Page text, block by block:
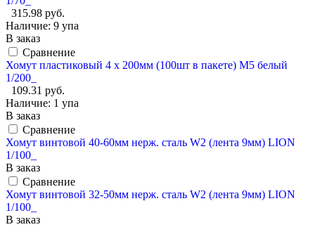
315.98 руб.
Наличие: 9 упа
В заказ
Сравнение
Хомут пластиковый 4 х 200мм (100шт в пакете) М5 белый
1/200_
109.31 руб.
Наличие: 1 упа
В заказ
Сравнение
Хомут винтовой 40-60мм нерж. сталь W2 (лента 9мм) LION
1/100_
В заказ
Сравнение
Хомут винтовой 32-50мм нерж. сталь W2 (лента 9мм) LION
1/100_
В заказ